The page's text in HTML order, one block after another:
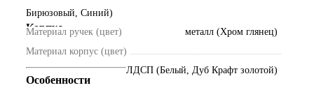
Бирюзовый, Синий)
Материал ручек (цвет)
металл (Хром глянец)
Корпус
Материал корпус (цвет)
ЛДСП (Белый, Дуб Крафт золотой)
Особенности